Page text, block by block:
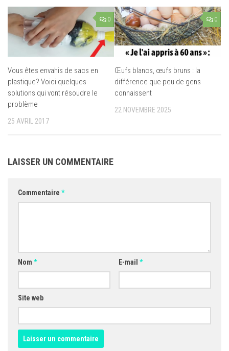
0
Vous êtes envahis de sacs en
plastique? Voici quelques
solutions qui vont résoudre le
problème
25 AVRIL 2017
0
Œufs blancs, œufs bruns : la
différence que peu de gens
connaissent
22 NOVEMBRE 2025
LAISSER UN COMMENTAIRE
Commentaire *
Nom * E-mail *
Site web